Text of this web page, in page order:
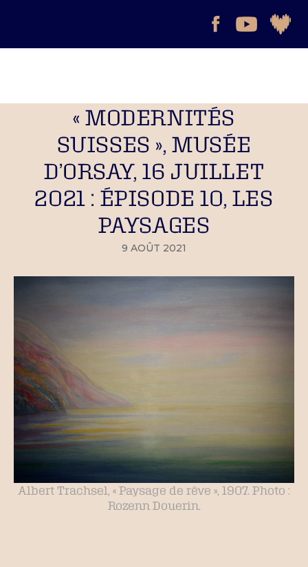
« MODERNITÉS
SUISSES », MUSÉE
D’ORSAY, 16 JUILLET
2021 : ÉPISODE 10, LES
PAYSAGES
9 AOÛT 2021
Albert Trachsel, « Paysage de rêve », 1907. Photo :
Rozenn Douerin.